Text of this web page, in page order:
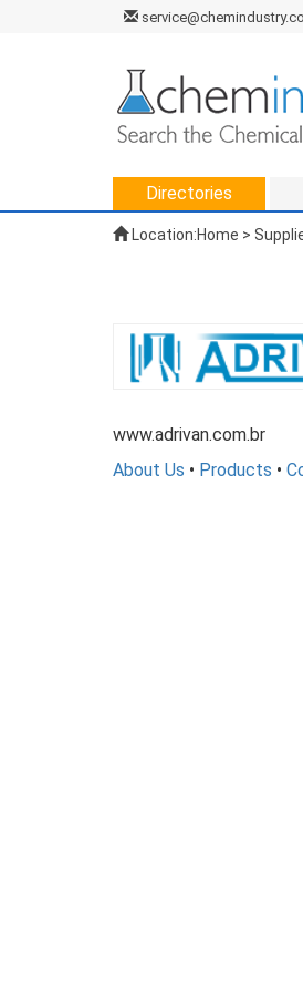
Directories
Location:Home >
www.adrivan.com.br
About Us • Products •